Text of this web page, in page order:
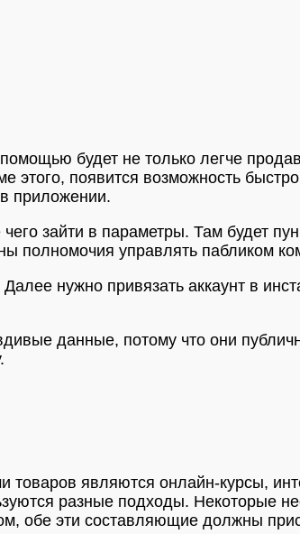
будет не только легче
этого, появится возможность
приложении.
зайти в параметры. Там будет
полномочия управлять пабликом
нужно привязать аккаунт в
данные, потому что они
товаров являются онлайн-курсы,
разные подходы. Некоторые
обе эти составляющие должны